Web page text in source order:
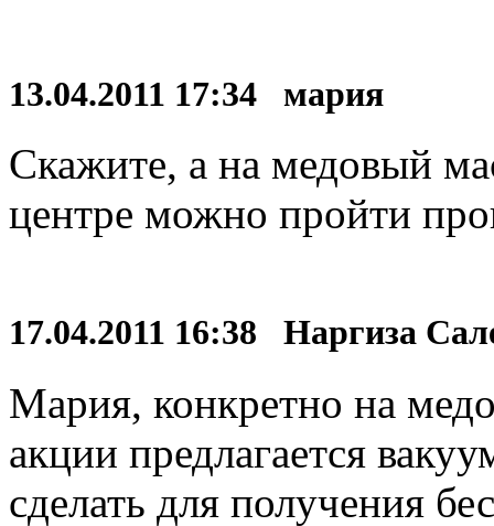
13.04.2011 17:34 мария
Скажите, а на медовый
центре можно пройти
17.04.2011 16:38 Наргиза
Мария, конкретно на
акции предлагается
сделать для получения